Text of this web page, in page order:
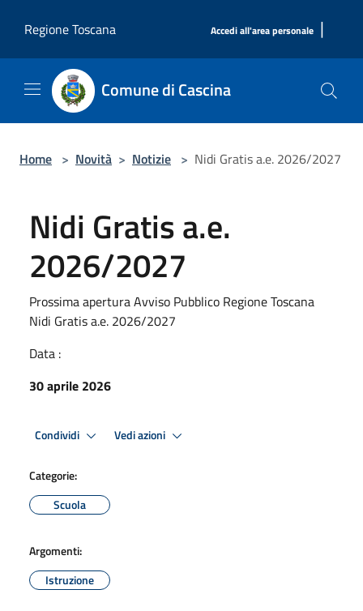
Regione Toscana
Accedi all'area personale |
Comune di Cascina
Home > Novità > Notizie > Nidi Gratis a.e. 2026/2027
Nidi Gratis a.e.
2026/2027
Prossima apertura Avviso Pubblico Regione Toscana
Nidi Gratis a.e. 2026/2027
Data :
30 aprile 2026
Condividi Vedi azioni
Categorie:
Scuola
Argomenti:
Istruzione